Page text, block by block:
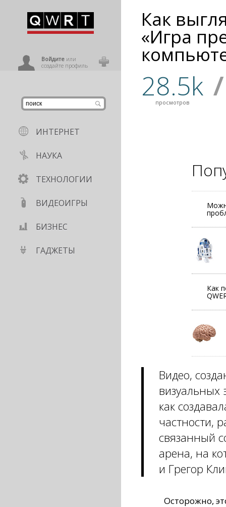
Войдитеили
создайте профиль
ИНТЕРНЕТ
НАУКА
ТЕХНОЛОГИИ
ВИДЕОИГРЫ
БИЗНЕС
ГАДЖЕТЫ
Как
«Игра
28.5k
просмотров /
Как
Видео,
визуальных
как
частности,
связанный
арена, на
и Грегор
Осторожно,